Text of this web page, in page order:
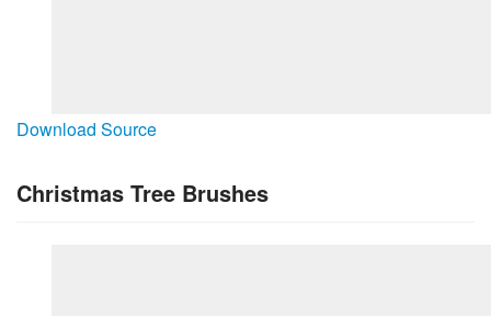
Download Source
Christmas Tree Brushes